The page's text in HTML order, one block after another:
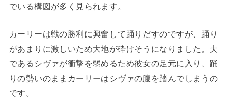
でいる構図が多く見られます。
カーリーは戦の勝利に興奮して踊りだすのですが、踊り
があまりに激しいため大地が砕けそうになりました。夫
であるシヴァが衝撃を弱めるため彼女の足元に入り、踊
りの勢いのままカーリーはシヴァの腹を踏んでしまうの
です。